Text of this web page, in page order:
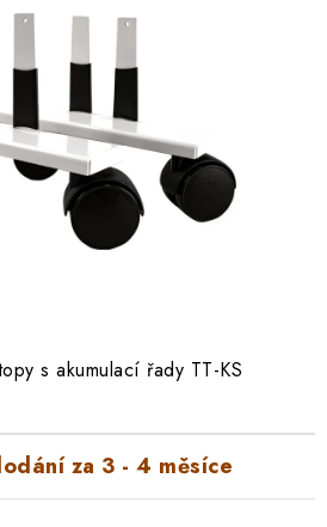
Servis Reklamace
Kontakty
Reklamační řád
elektrozařízení a baterií
s akumulací řady TT-KS
za 3 - 4 měsíce